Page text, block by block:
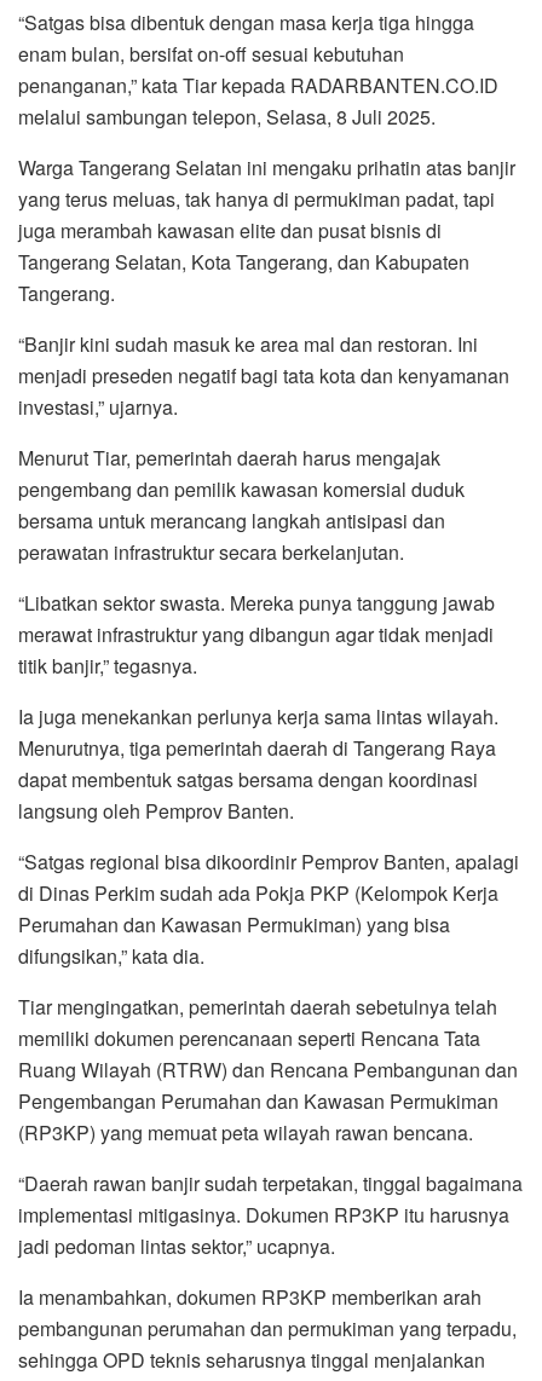
“Satgas bisa dibentuk dengan masa kerja tiga hingga
enam bulan, bersifat on-off sesuai kebutuhan
penanganan,” kata Tiar kepada RADARBANTEN.CO.ID
melalui sambungan telepon, Selasa, 8 Juli 2025.
Warga Tangerang Selatan ini mengaku prihatin atas banjir
yang terus meluas, tak hanya di permukiman padat, tapi
juga merambah kawasan elite dan pusat bisnis di
Tangerang Selatan, Kota Tangerang, dan Kabupaten
Tangerang.
“Banjir kini sudah masuk ke area mal dan restoran. Ini
menjadi preseden negatif bagi tata kota dan kenyamanan
investasi,” ujarnya.
Menurut Tiar, pemerintah daerah harus mengajak
pengembang dan pemilik kawasan komersial duduk
bersama untuk merancang langkah antisipasi dan
perawatan infrastruktur secara berkelanjutan.
“Libatkan sektor swasta. Mereka punya tanggung jawab
merawat infrastruktur yang dibangun agar tidak menjadi
titik banjir,” tegasnya.
Ia juga menekankan perlunya kerja sama lintas wilayah.
Menurutnya, tiga pemerintah daerah di Tangerang Raya
dapat membentuk satgas bersama dengan koordinasi
langsung oleh Pemprov Banten.
“Satgas regional bisa dikoordinir Pemprov Banten, apalagi
di Dinas Perkim sudah ada Pokja PKP (Kelompok Kerja
Perumahan dan Kawasan Permukiman) yang bisa
difungsikan,” kata dia.
Tiar mengingatkan, pemerintah daerah sebetulnya telah
memiliki dokumen perencanaan seperti Rencana Tata
Ruang Wilayah (RTRW) dan Rencana Pembangunan dan
Pengembangan Perumahan dan Kawasan Permukiman
(RP3KP) yang memuat peta wilayah rawan bencana.
“Daerah rawan banjir sudah terpetakan, tinggal bagaimana
implementasi mitigasinya. Dokumen RP3KP itu harusnya
jadi pedoman lintas sektor,” ucapnya.
Ia menambahkan, dokumen RP3KP memberikan arah
pembangunan perumahan dan permukiman yang terpadu,
sehingga OPD teknis seharusnya tinggal menjalankan